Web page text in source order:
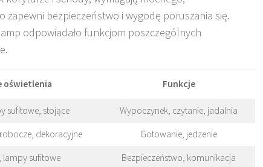
zapewni bezpieczeństwo i wygodę poruszania się.
odpowiadało funkcjom poszczególnych
oświetlenia Funkcje
sufitowe, stojące Wypoczynek, czytanie, jadalnia
dekoracyjne Gotowanie, jedzenie
lampy sufitowe Bezpieczeństwo, komunikacja